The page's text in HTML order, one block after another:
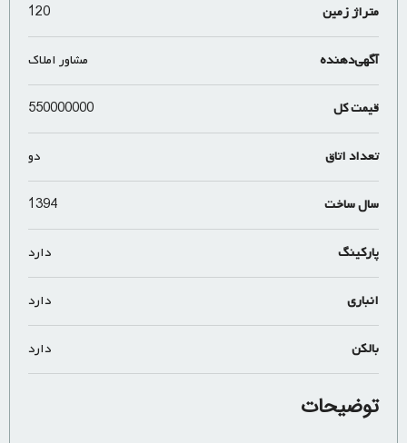
متراژ زمین 120
آگهی‌دهنده مشاور املاک
قیمت کل 550000000
تعداد اتاق دو
سال ساخت 1394
پارکینگ دارد
انباری دارد
بالکن دارد
توضیحات